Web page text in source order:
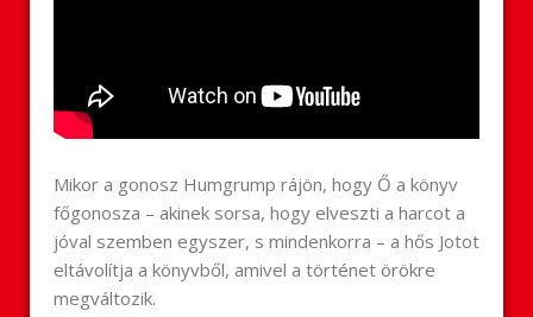
Mikor a gonosz Humgrump rájön, hogy Ő a könyv
főgonosza – akinek sorsa, hogy elveszti a harcot a
jóval szemben egyszer, s mindenkorra – a hős Jotot
eltávolítja a könyvből, amivel a történet örökre
megváltozik.